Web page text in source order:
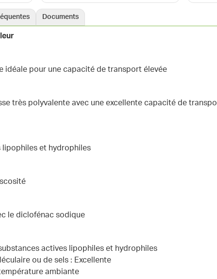
Documents
idéale pour une capacité de transport élevée
très polyvalente avec une excellente capacité de
lipophiles et hydrophiles
le diclofénac sodique
actives lipophiles et hydrophiles
ou de sels : Excellente
ambiante